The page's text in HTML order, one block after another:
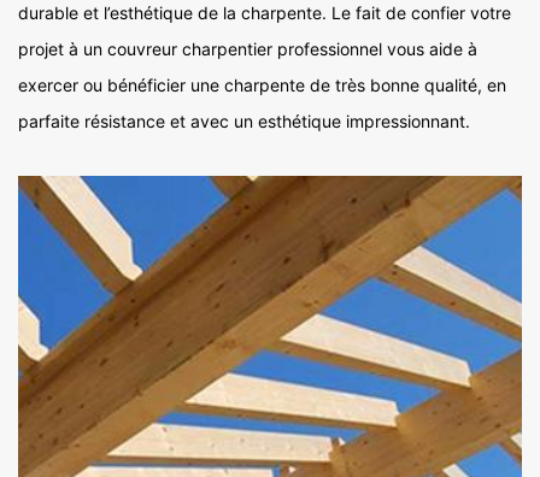
durable et l’esthétique de la charpente. Le fait de confier votre
projet à un couvreur charpentier professionnel vous aide à
exercer ou bénéficier une charpente de très bonne qualité, en
parfaite résistance et avec un esthétique impressionnant.